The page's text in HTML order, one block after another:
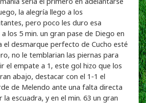
la alegría llego a los
pero poco les duro esa
los 5 min. un gran pase de Diego en
desmarque perfecto de Cucho esté
no le temblarian las piernas para
el empate a 1, este gol hizo que los
abajo, destacar con el 1-1 el
de Melendo ante una falta directa
la escuadra, y en el min. 63 un gran